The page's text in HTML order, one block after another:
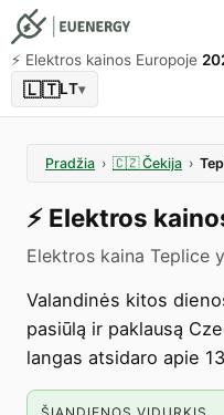
⚡️ Elektros kainos Europoje
🇱🇹LT▾
Pradžia › 🇨🇿 Čekija ›
⚡️ Elektros
Elektros kaina Teplice
Valandinės kitos
pasiūlą ir paklausą
langas atsidaro apie